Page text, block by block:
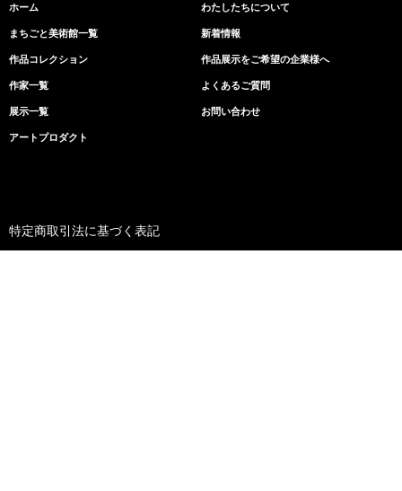
ホーム
まちごと美術館一覧
作品コレクション
作家一覧
展示一覧
アートプロダクト
わたしたちについて
新着情報
作品展示をご希望の企業様へ
よくあるご質問
お問い合わせ
特定商取引法に基づく表記